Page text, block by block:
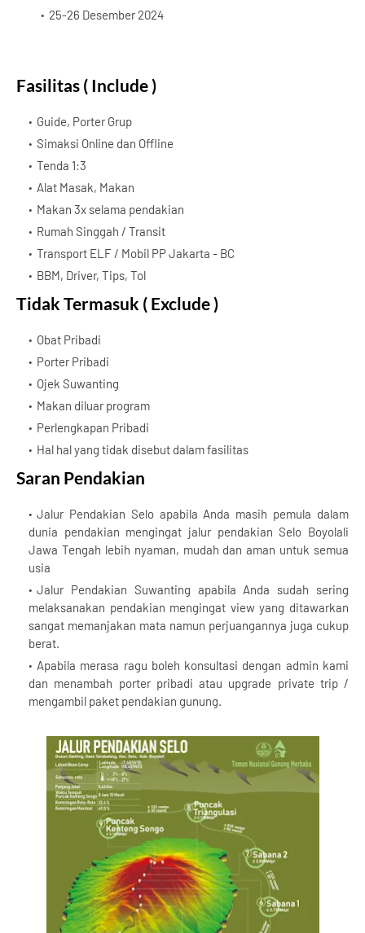
25-26 Desember 2024
Fasilitas ( Include )
Guide, Porter Grup
Simaksi Online dan Offline
Tenda 1:3
Alat Masak, Makan
Makan 3x selama pendakian
Rumah Singgah / Transit
Transport ELF / Mobil PP Jakarta - BC
BBM, Driver, Tips, Tol
Tidak Termasuk ( Exclude )
Obat Pribadi
Porter Pribadi
Ojek Suwanting
Makan diluar program
Perlengkapan Pribadi
Hal hal yang tidak disebut dalam fasilitas
Saran Pendakian
Jalur Pendakian Selo apabila Anda masih pemula dalam
dunia pendakian mengingat jalur pendakian Selo Boyolali
Jawa Tengah lebih nyaman, mudah dan aman untuk semua
usia
Jalur Pendakian Suwanting apabila Anda sudah sering
melaksanakan pendakian mengingat view yang ditawarkan
sangat memanjakan mata namun perjuangannya juga cukup
berat.
Apabila merasa ragu boleh konsultasi dengan admin kami
dan menambah porter pribadi atau upgrade private trip /
mengambil paket pendakian gunung.